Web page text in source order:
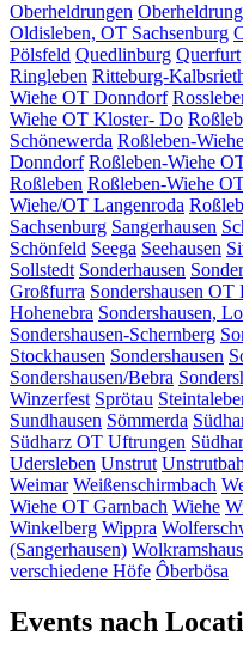
Oberheldrungen
Oldisleben, OT Sachsenburg
Pölsfeld Quedlinburg Querfurt
Ringleben Ritteburg-
Wiehe OT Donndorf
Wiehe OT Kloster- Do
Schönewerda Roßleben-
Donndorf Roßleben-Wiehe
Roßleben Roßleben-Wiehe
Wiehe/OT Langenroda
Sachsenburg Sangerhausen
Schönfeld Seega Seehausen
Sollstedt Sonderhausen
Großfurra Sondershausen OT
Hohenebra Sondershausen,
Sondershausen-Schernberg
Stockhausen Sondershausen
Sondershausen/Bebra
Winzerfest Sprötau
Sundhausen Sömmerda
Südharz OT Uftrungen
Udersleben Unstrut
Weimar Weißenschirmbach
Wiehe OT Garnbach Wiehe
Winkelberg Wippra
(Sangerhausen)
verschiedene Höfe Ôberbösa
Events nach